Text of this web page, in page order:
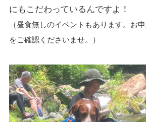
にもこだわっているんですよ！
（昼食無しのイベントもあります。お
をご確認くださいませ。）